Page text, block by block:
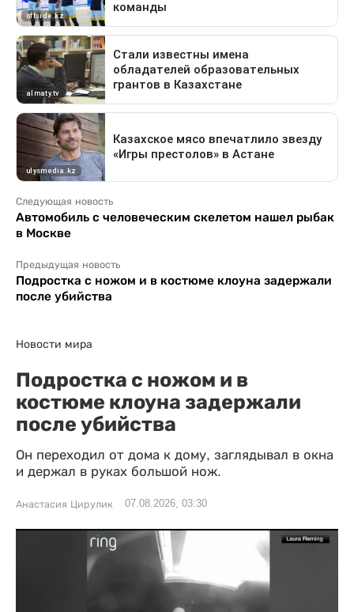
Следующая новость
Автомобиль с человеческим скелетом нашел рыбак
в Москве
Предыдущая новость
Подростка с ножом и в костюме клоуна задержали
после убийства
Новости мира
Подростка с ножом и в
костюме клоуна задержали
после убийства
Он переходил от дома к дому, заглядывал в окна
и держал в руках большой нож.
Анастасия Цирулик 07.08.2026, 03:30